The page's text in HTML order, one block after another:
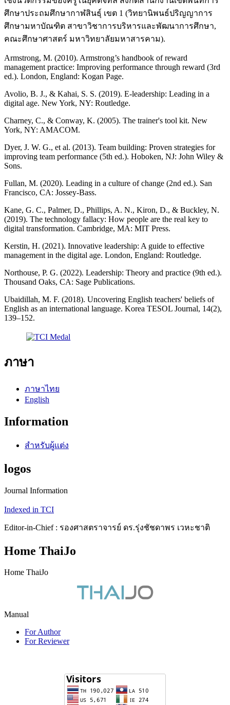
ศึกษาประถมศึกษากาฬสินธุ์ เขต 1 (วิทยานิพนธ์ปริญญาการ
ศึกษามหาบัณฑิต สาขาวิชาการบริหารและพัฒนาการศึกษา,
คณะศึกษาศาสตร์ มหาวิทยาลัยมหาสารคาม).
Armstrong, M. (2010). Armstrong’s handbook of reward
management practice: Improving performance through reward (3rd
ed.). London, England: Kogan Page.
Avolio, B. J., & Kahai, S. S. (2019). E-leadership: Leading in a
digital age. New York, NY: Routledge.
Charney, C., & Conway, K. (2005). The trainer's tool kit. New
York, NY: AMACOM.
Dyer, J. W. G., et al. (2013). Team building: Proven strategies for
improving team performance (5th ed.). Hoboken, NJ: John Wiley &
Sons.
Fullan, M. (2020). Leading in a culture of change (2nd ed.). San
Francisco, CA: Jossey-Bass.
Kane, G. C., Palmer, D., Phillips, A. N., Kiron, D., & Buckley, N.
(2019). The technology fallacy: How people are the real key to
digital transformation. Cambridge, MA: MIT Press.
Kerstin, H. (2021). Innovative leadership: A guide to effective
management in the digital age. London, England: Routledge.
Northouse, P. G. (2022). Leadership: Theory and practice (9th ed.).
Thousand Oaks, CA: Sage Publications.
Ubaidillah, M. F. (2018). Uncovering English teachers' beliefs of
English as an international language. Korea TESOL Journal, 14(2),
139–152.
ภาษา
ภาษาไทย
English
Information
สำหรับผู้แต่ง
logos
Journal Information
Indexed in TCI
Editor-in-Chief : รองศาสตราจารย์ ดร.รุ่งชัชดาพร เวหะชาติ
Home ThaiJo
Home ThaiJo
Manual
For Author
For Reviewer